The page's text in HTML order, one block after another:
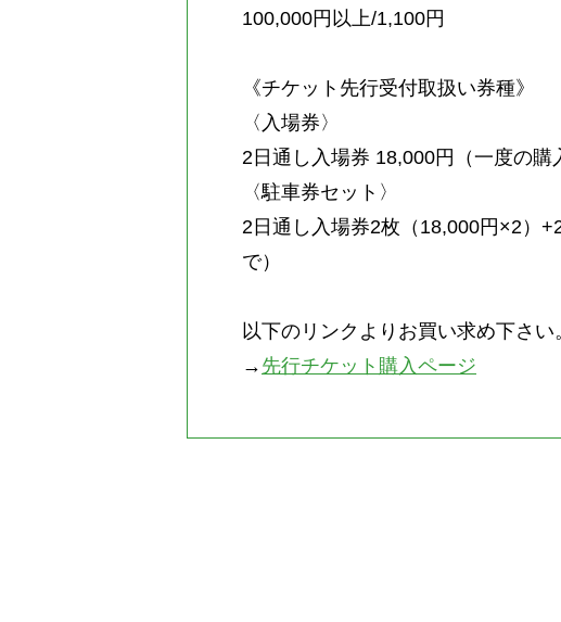
100,000円以上/1,100円
《チケット先行受付取扱い券種》
〈入場券〉
2日通し入場券 18,000円（一度の購
〈駐車券セット〉
2日通し入場券2枚（18,000円×2）
で）
以下のリンクよりお買い求め下さい
→ 先行チケット購入ページ